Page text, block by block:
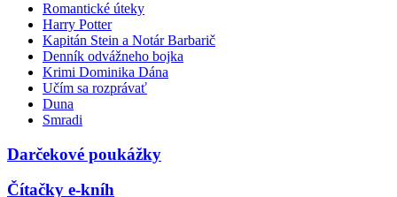
Romantické úteky
Harry Potter
Kapitán Stein a Notár Barbarič
Denník odvážneho bojka
Krimi Dominika Dána
Učím sa rozprávať
Duna
Smradi
Darčekové poukážky
Čítačky e-kníh